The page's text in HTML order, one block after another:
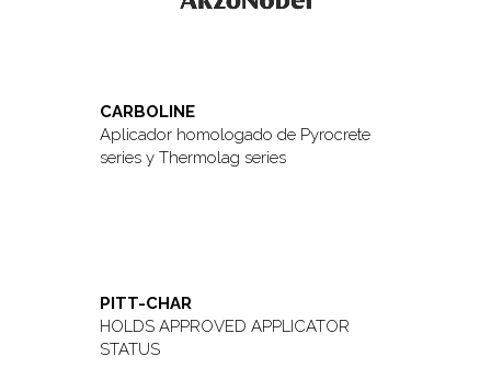
CARBOLINE
Aplicador homologado de Pyrocrete
series y Thermolag series
PITT-CHAR
HOLDS APPROVED APPLICATOR
STATUS